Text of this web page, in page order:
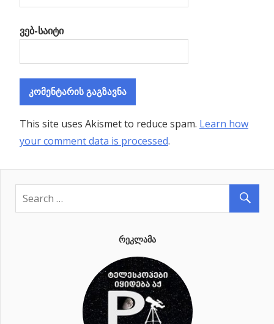
ვებ-საიტი
This site uses Akismet to reduce spam. Learn how
your comment data is processed.
ᲠᲔᲙᲚᲐᲛᲐ